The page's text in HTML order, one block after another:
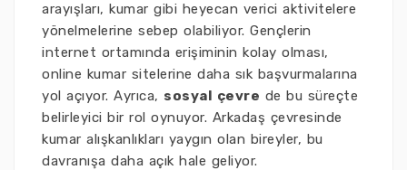
arayışları, kumar gibi heyecan verici aktivitelere
yönelmelerine sebep olabiliyor. Gençlerin
internet ortamında erişiminin kolay olması,
online kumar sitelerine daha sık başvurmalarına
yol açıyor. Ayrıca, sosyal çevre de bu süreçte
belirleyici bir rol oynuyor. Arkadaş çevresinde
kumar alışkanlıkları yaygın olan bireyler, bu
davranışa daha açık hale geliyor.